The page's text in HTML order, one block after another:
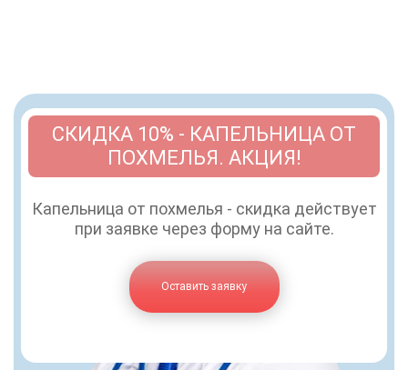
СКИДКА 10% - КАПЕЛЬНИЦА ОТ
ПОХМЕЛЬЯ. АКЦИЯ!
Капельница от похмелья - скидка действует
при заявке через форму на сайте.
Оставить заявку